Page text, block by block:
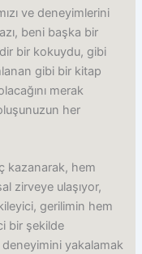
ve deneyimlerini
beni başka bir
bir kokuydu, gibi
gibi bir kitap
merak
her
kazanarak, hem
zirveye ulaşıyor,
gerilimin hem
bir şekilde
yakalamak